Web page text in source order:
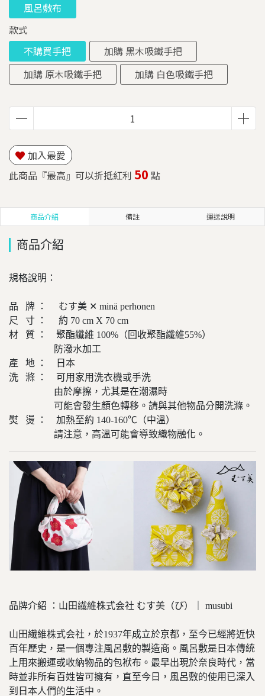
風呂敷布
款式
不購買手把
加購 黑木吸鐵手把
加購 原木吸鐵手把
加購 白色吸鐵手把
加入最愛
此商品『最高』可以折抵紅利 50 點
商品介紹 備註 運送說明
商品介紹
規格說明：
品 牌 ： むす美 ✕ minä perhonen
尺 寸 ： 約 70 cm X 70 cm
材 質 ： 聚酯纖維 100%（回收聚酯纖維55%）
防潑水加工
產 地 ： 日本
洗 滌 ： 可用家用洗衣機或手洗
由於摩擦，尤其是在潮濕時
可能會發生顏色轉移。請與其他物品分開洗滌。
熨 燙 ： 加熱至約 140-160℃（中溫）
請注意，高溫可能會導致織物融化。
品牌介紹 ：山田繊維株式会社 むす美（び）｜ musubi
山田繊維株式会社，於1937年成立於京都，至今已經將近快
百年歷史，是一個專注風呂敷的製造商。風呂敷是日本傳統
上用來搬運或收納物品的包袱布。最早出現於奈良時代，當
時並非所有百姓皆可擁有，直至今日，風呂敷的使用已深入
到日本人們的生活中。